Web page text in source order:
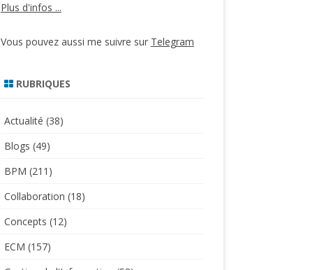
Plus d'infos ...
Vous pouvez aussi me suivre sur Telegram
RUBRIQUES
Actualité (38)
Blogs (49)
BPM (211)
Collaboration (18)
Concepts (12)
ECM (157)